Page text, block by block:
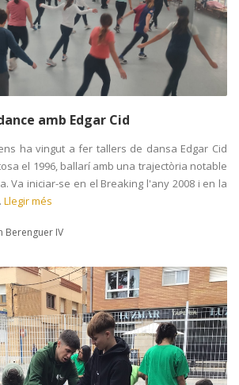
amb Edgar Cid
ha vingut a fer tallers de dansa Edgar Cid
el 1996, ballarí amb una trajectòria notable
Va iniciar-se en el Breaking l'any 2008 i en la
Llegir més
Berenguer IV